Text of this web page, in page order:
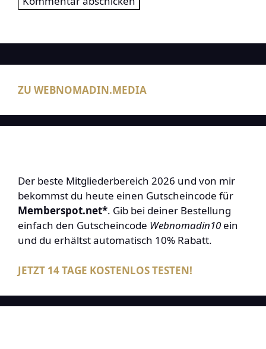
ZU WEBNOMADIN.MEDIA
Der beste Mitgliederbereich 2026 und von mir
bekommst du heute einen Gutscheincode für
Memberspot.net*. Gib bei deiner Bestellung
einfach den Gutscheincode Webnomadin10 ein
und du erhältst automatisch 10% Rabatt.
JETZT 14 TAGE KOSTENLOS TESTEN!